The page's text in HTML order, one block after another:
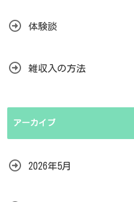
体験談
雑収入の方法
アーカイブ
2026年5月